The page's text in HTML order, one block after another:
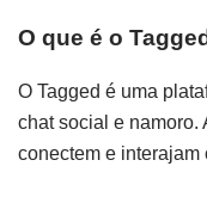
O que é o
O Tagged é uma
chat social e namoro.
conectem e interajam